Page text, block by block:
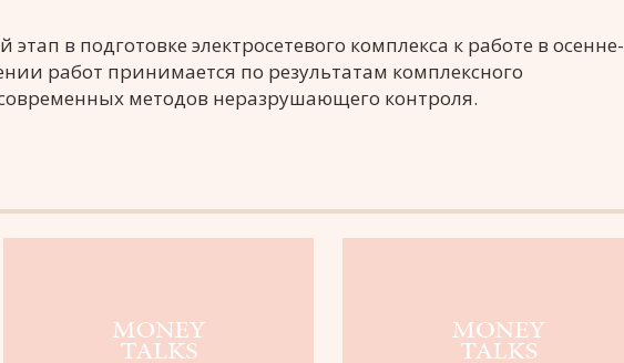
в подготовке электросетевого комплекса к работе в осенне-
работ принимается по результатам комплексного
методов неразрушающего контроля.